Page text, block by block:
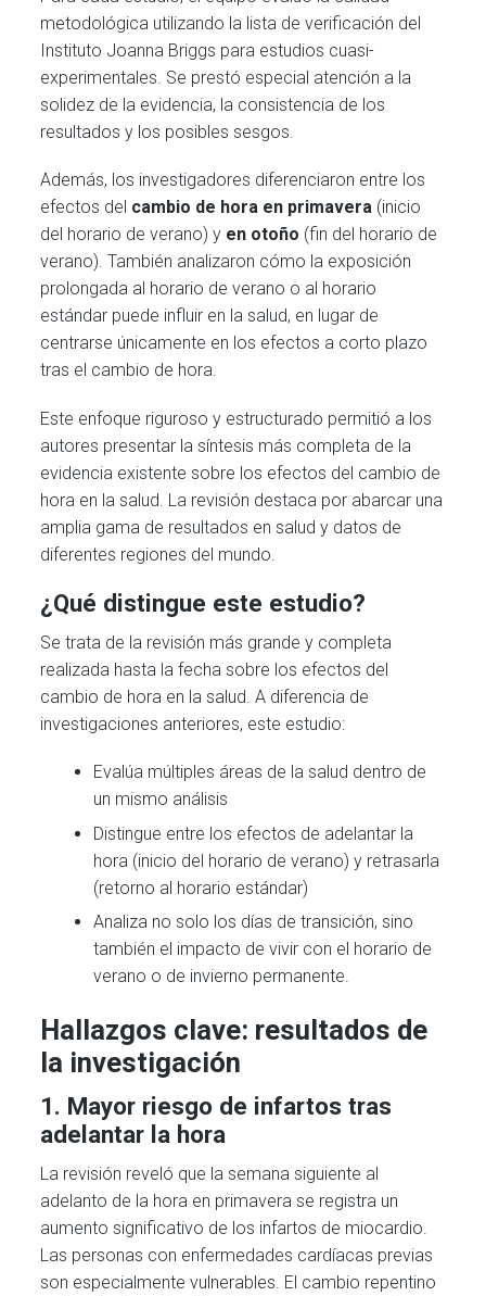
metodológica utilizando la lista de verificación del
Instituto Joanna Briggs para estudios cuasi-
experimentales. Se prestó especial atención a la
solidez de la evidencia, la consistencia de los
resultados y los posibles sesgos.
Además, los investigadores diferenciaron entre los
efectos del cambio de hora en primavera (inicio
del horario de verano) y en otoño (fin del horario de
verano). También analizaron cómo la exposición
prolongada al horario de verano o al horario
estándar puede influir en la salud, en lugar de
centrarse únicamente en los efectos a corto plazo
tras el cambio de hora.
Este enfoque riguroso y estructurado permitió a los
autores presentar la síntesis más completa de la
evidencia existente sobre los efectos del cambio de
hora en la salud. La revisión destaca por abarcar una
amplia gama de resultados en salud y datos de
diferentes regiones del mundo.
¿Qué distingue este estudio?
Se trata de la revisión más grande y completa
realizada hasta la fecha sobre los efectos del
cambio de hora en la salud. A diferencia de
investigaciones anteriores, este estudio:
Evalúa múltiples áreas de la salud dentro de
un mismo análisis
Distingue entre los efectos de adelantar la
hora (inicio del horario de verano) y retrasarla
(retorno al horario estándar)
Analiza no solo los días de transición, sino
también el impacto de vivir con el horario de
verano o de invierno permanente.
Hallazgos clave: resultados de
la investigación
1. Mayor riesgo de infartos tras
adelantar la hora
La revisión reveló que la semana siguiente al
adelanto de la hora en primavera se registra un
aumento significativo de los infartos de miocardio.
Las personas con enfermedades cardíacas previas
son especialmente vulnerables. El cambio repentino